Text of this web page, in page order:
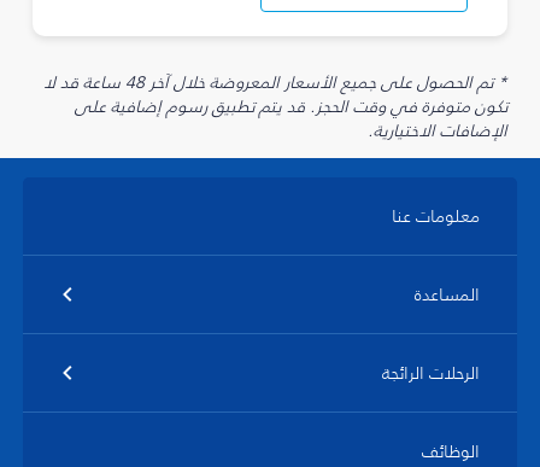
* تم الحصول على جميع الأسعار المعروضة خلال آخر 48 ساعة قد لا
تكون متوفرة في وقت الحجز. قد يتم تطبيق رسوم إضافية على
الإضافات الاختيارية.
معلومات عنا
المساعدة
الرحلات الرائجة
الوظائف